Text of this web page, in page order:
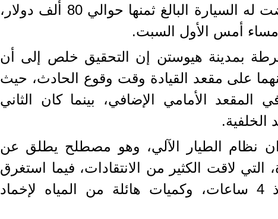
أن الحادث الذي تعرضت له السيارة البالغ ثمنها حوالي 80 ألف دولار،
بمدينة هيوستن إن التحقيق خلص إلى أن
على مقعد القيادة وقت وقوع الحادث، حيث
الأمامي الإضافي، بينما كان الثاني
نظام الطيار الآلي، وهو مصطلح يطلق عن
التي لاقت الكثير من الانتقادات، فيما استغرق
الأمر من فرق الإنقاذ 4 ساعات، وكميات هائلة من المياه لإخماد
في واقعة غريبة، تعطلت سيارة ملك
السويد بعد تحركها لثوانٍ معدودة.